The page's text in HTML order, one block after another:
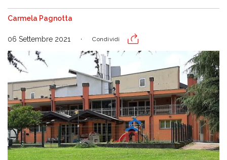
Carmela Pagnotta
06 Settembre 2021 Condividi